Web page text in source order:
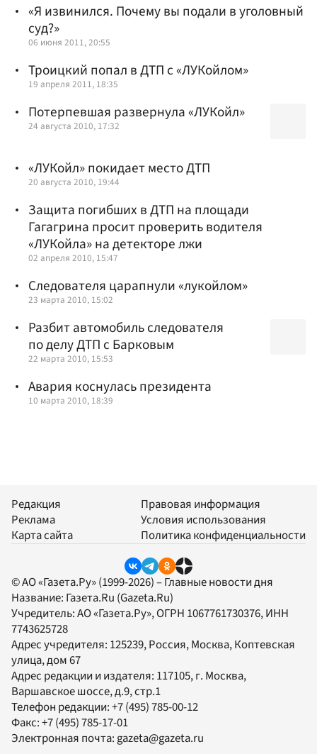
«Я извинился. Почему вы подали в уголовный
суд?»
06 июня 2011, 20:55
Троицкий попал в ДТП с «ЛУКойлом»
19 апреля 2011, 18:35
Потерпевшая развернула «ЛУКойл»
24 августа 2010, 17:32
«ЛУКойл» покидает место ДТП
20 августа 2010, 19:44
Защита погибших в ДТП на площади
Гагагрина просит проверить водителя
«ЛУКойла» на детекторе лжи
02 апреля 2010, 15:47
Следователя царапнули «лукойлом»
23 марта 2010, 15:02
Разбит автомобиль следователя
по делу ДТП с Барковым
22 марта 2010, 15:53
Авария коснулась президента
10 марта 2010, 18:39
Редакция
Реклама
Карта сайта
Правовая информация
Условия использования
Политика конфиденциальности
© АО «Газета.Ру» (1999-2026) – Главные новости дня
Название: Газета.Ru (Gazeta.Ru)
Учредитель:АО «Газета.Ру», ОГРН 1067761730376, ИНН
7743625728
Адрес учредителя: 125239, Россия, Москва, Коптевская
улица, дом 67
Адрес редакции и издателя: 117105, г. Москва,
Варшавское шоссе, д.9, стр.1
Телефон редакции:+7 (495) 785-00-12
Факс:+7 (495) 785-17-01
Электронная почта:gazeta@gazeta.ru